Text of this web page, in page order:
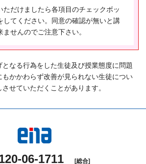
償又は違約金の支払いを請求されるこ
既に引き渡された教材(関連商品)の引
、提供を受けた役務の対価その他の金
できます。
きるものとしそれを超える前受金を受
の場合契約の締結及び履行のために通
期間経過後においても、特定継続的役
除（中途解約）することができます。
ている場合は全額返還するものとしま
解約損料を請求いたします。
役務提供開始前である場合、事務手数
役務提供開始後である場合（a とb の合
役務提供契約の解除に係る事務手数料
、お客様の個人情報を適切に取り扱
維持に努めます。また、外部からの不
情報の紛失、破壊、改ざん及び漏えい
供
示・訂正・削除及び利用停止等
ただけましたら各項目のチェックボッ
してください。同意の確認が無いと講
せんのでご注意下さい。
なる行為をした生徒及び授業態度に問題
かかわらず改善が見られない生徒につい
せていただくことがあります。
06-1711 [総合]